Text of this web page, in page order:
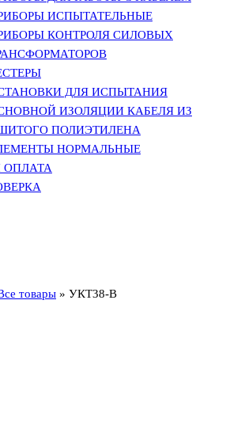
ИСПЫТАТЕЛЬНЫЕ
КОНТРОЛЯ СИЛОВЫХ
ДЛЯ ИСПЫТАНИЯ
ИЗОЛЯЦИИ КАБЕЛЯ ИЗ
ПОЛИЭТИЛЕНА
НОРМАЛЬНЫЕ
ОПЛАТА
товары » УКТ38-В